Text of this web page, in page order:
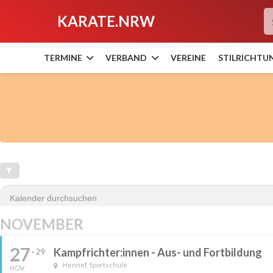
KARATE.NRW
TERMINE VERBAND VEREINE
Weitere Referate:
NOVEMBER
27
NOV
29 Kampfrichter:innen - Aus- und Fortbildung
Hennef, Sportschule